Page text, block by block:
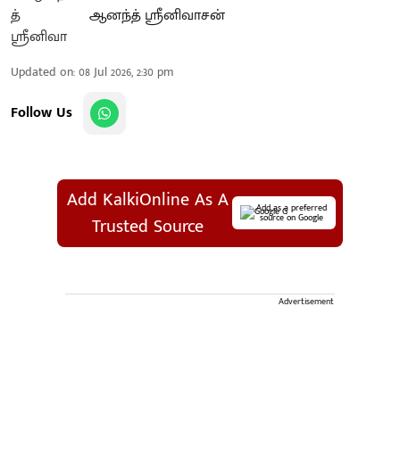
ஆனந்த் ஸ்ரீனிவாசன்
Updated on:08 Jul 2026, 2:30 pm
Follow Us
Add KalkiOnline As A
Trusted Source
Add as a preferred
source on Google
Advertisement